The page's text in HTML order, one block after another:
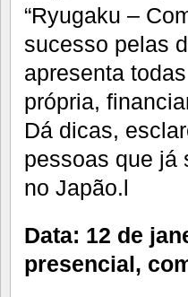
“Ryugaku –
sucesso pelas
apresenta
própria,
Dá dicas,
pessoas que já
no Japão.l
Data: 12 de
presencial,